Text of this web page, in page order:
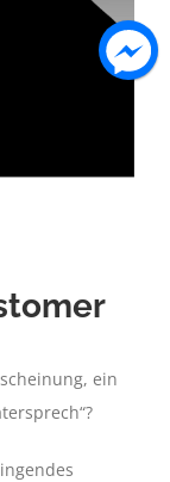
ein